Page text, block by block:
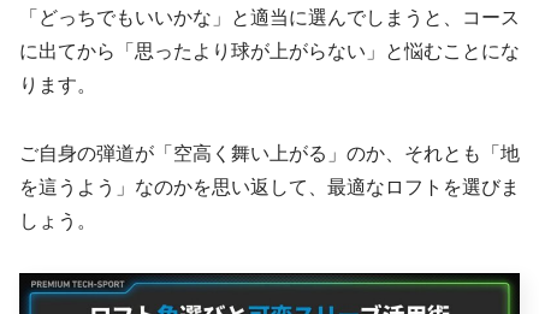
「どっちでもいいかな」と適当に選んでしまうと、コース
に出てから「思ったより球が上がらない」と悩むことにな
ります。
ご自身の弾道が「空高く舞い上がる」のか、それとも「地
を這うよう」なのかを思い返して、最適なロフトを選びま
しょう。